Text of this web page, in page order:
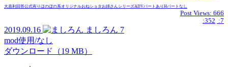
大喜利回答公式有り ほのぼの系オリジナルおねショタお姉さんシリーズADVパートあり Hパートなし
Post Views: 666
:352 :7
2019.09.16 ましろん 7
mod使用/なし
ダウンロード（19 MB）